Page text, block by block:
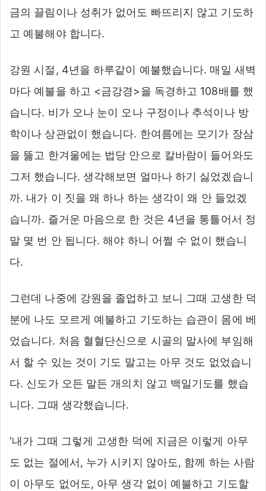
금의 끌림이나 성취가 없어도 빠뜨리지 않고 기도하
고 예불해야 합니다.
강원 시절, 4년을 하루같이 예불했습니다. 매일 새벽
마다 예불을 하고 <금강경>을 독경하고 108배를 했
습니다. 비가 오나 눈이 오나 구정이나 추석이나 방
학이나 상관없이 했습니다. 한여름에는 모기가 장삼
을 뚫고 한겨울에는 법당 안으로 칼바람이 들어와도
그저 했습니다. 생각해보면 얼마나 하기 싫었겠습니
까. 내가 이 짓을 왜 하나 하는 생각이 왜 안 들었겠
습니까. 즐거운 마음으로 한 것은 4년을 통틀어서 정
말 몇 번 안 됩니다. 해야 하니 어쩔 수 없이 했습니
다.
그런데 나중에 강원을 졸업하고 보니 그때 고생한 덕
분에 나도 모르게 예불하고 기도하는 습관이 몸에 베
었습니다. 처음 혈혈단신으로 시골의 말사에 부임해
서 할 수 있는 것이 기도 말고는 아무 것도 없었습니
다. 신도가 오든 말든 개의치 않고 백일기도를 했습
니다. 그때 생각했습니다.
‘내가 그때 그렇게 고생한 덕에 지금은 이렇게 아무
도 없는 절에서, 누가 시키지 않아도, 함께 하는 사람
이 아무도 없어도, 아무 생각 없이 예불하고 기도할